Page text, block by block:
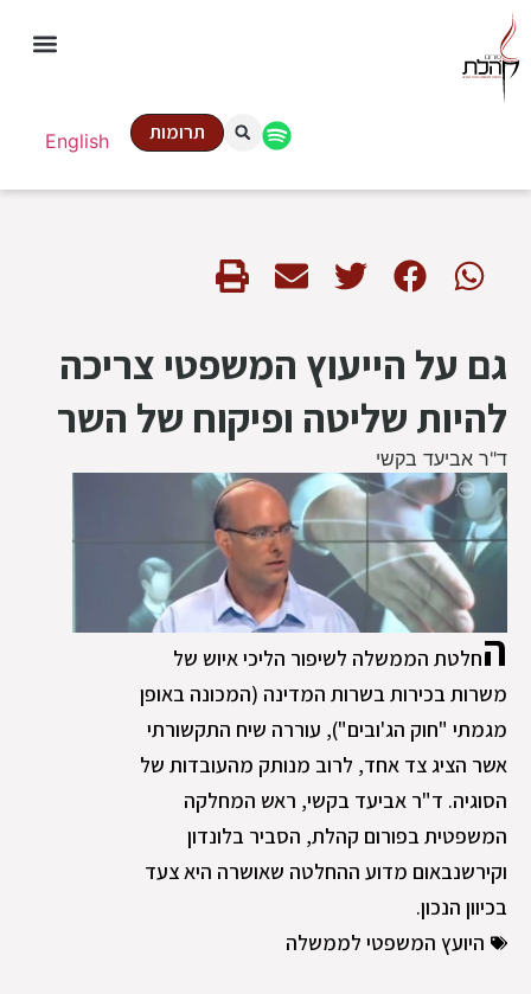
English תרומות
גם על הייעוץ המשפטי צריכה
להיות שליטה ופיקוח של השר
ד"ר אביעד בקשי
החלטת הממשלה לשיפור הליכי איוש של
משרות בכירות בשרות המדינה (המכונה באופן
מגמתי "חוק הג'ובים"), עוררה שיח התקשורתי
אשר הציג צד אחד, לרוב מנותק מהעובדות של
הסוגיה. ד"ר אביעד בקשי, ראש המחלקה
המשפטית בפורום קהלת, הסביר בלונדון
וקירשנבאום מדוע ההחלטה שאושרה היא צעד
בכיוון הנכון.
היועץ המשפטי לממשלה